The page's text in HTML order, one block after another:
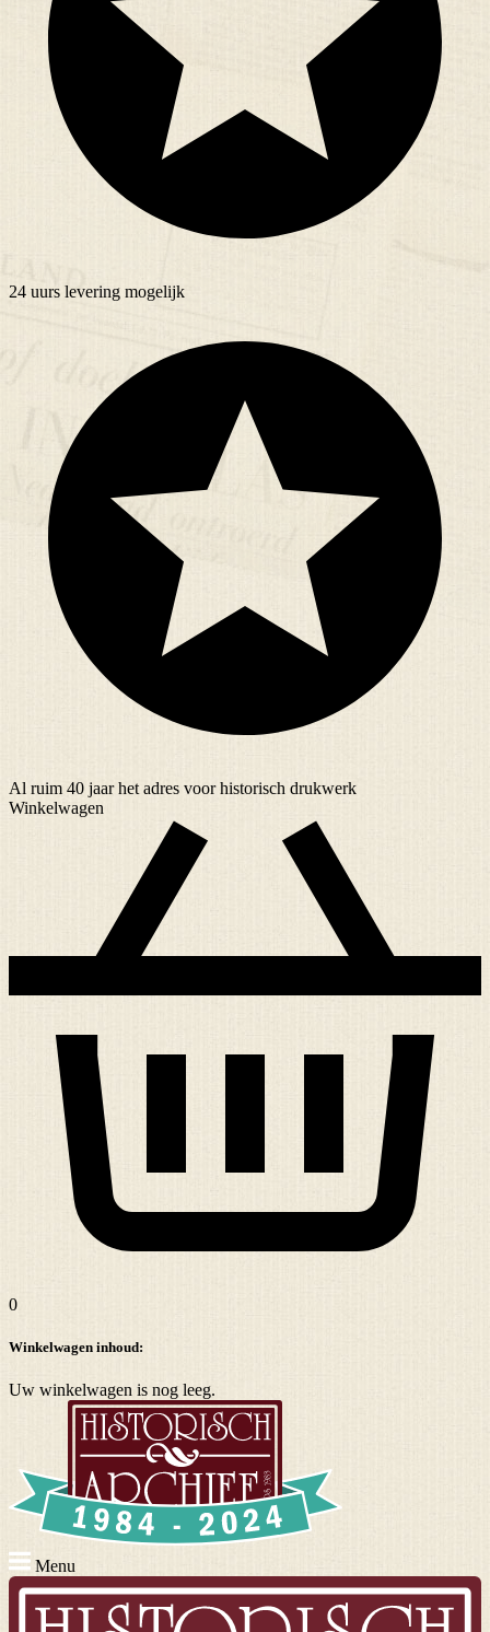
24 uurs levering mogelijk
Al ruim 40 jaarhet adres voor historisch drukwerk
Winkelwagen
0
Winkelwagen inhoud:
Uw winkelwagen is nog leeg.
Menu